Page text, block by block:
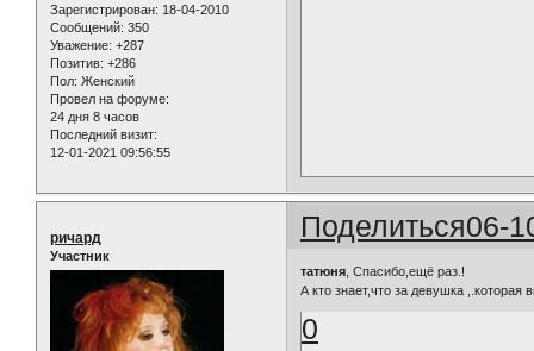
Зарегистрирован: 18-04-2010
Сообщений: 350
Уважение: +287
Позитив: +286
Пол: Женский
Провел на форуме:
24 дня 8 часов
Последний визит:
12-01-2021 09:56:55
Поделиться06-
ричард
Участник
татюня , Спасибо,ещё раз.!
А кто знает,что за девушка
0